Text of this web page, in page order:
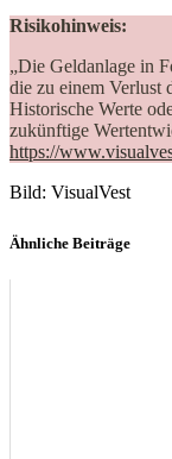
Risikohinweis:
„Die Geldanlage in
die zu einem Verlust
Historische Werte
zukünftige
https://
Bild: VisualVest
Ähnliche Beiträge